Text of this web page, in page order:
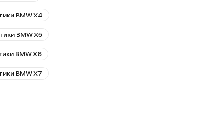
BMW X4
BMW X5
BMW X6
BMW X7